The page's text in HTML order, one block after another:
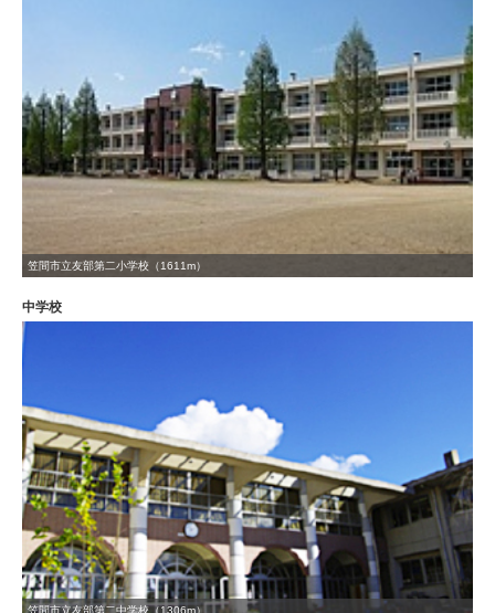
笠間市立友部第二小学校（1611m）
中学校
笠間市立友部第二中学校（1306m）